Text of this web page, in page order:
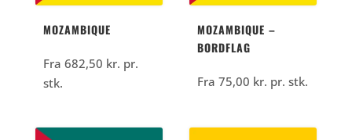
MOZAMBIQUE
Fra 682,50 kr. pr.
stk.
MOZAMBIQUE –
BORDFLAG
Fra75,00 kr. pr. stk.